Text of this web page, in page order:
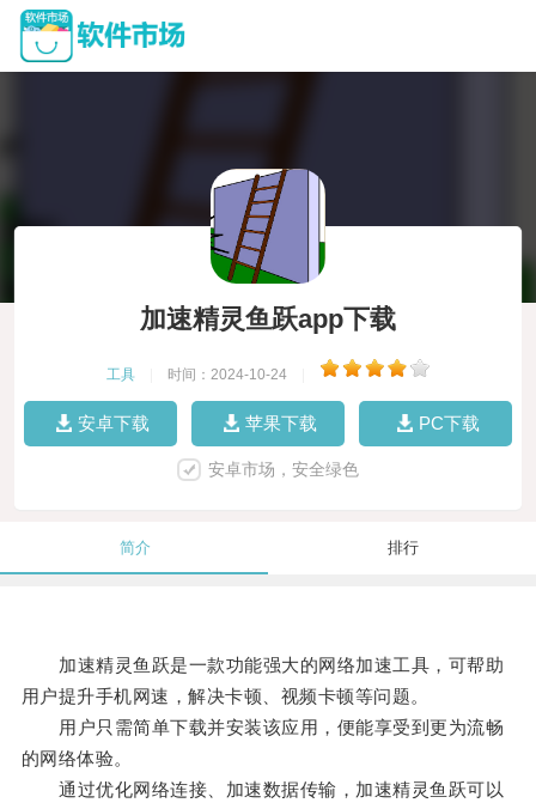
加速精灵鱼跃app下载
工具 时间：2024-10-24
安卓下载 苹果下载 PC下载
安卓市场，安全绿色
简介 排行
加速精灵鱼跃是一款功能强大的网络加速工具，可帮助
用户提升手机网速，解决卡顿、视频卡顿等问题。
用户只需简单下载并安装该应用，便能享受到更为流畅
的网络体验。
通过优化网络连接、加速数据传输，加速精灵鱼跃可以